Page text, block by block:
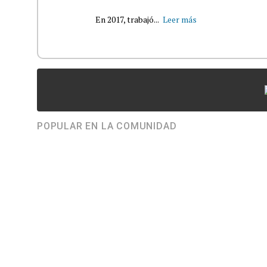
En 2017, trabajó... Leer más
POPULAR EN LA COMUNIDAD